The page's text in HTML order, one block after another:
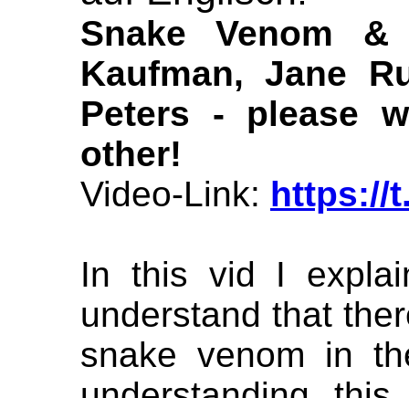
Snake Venom
Kaufman, Jane
Peters - please
other!
Video-Link: https://
In this vid I
understand that
snake venom in